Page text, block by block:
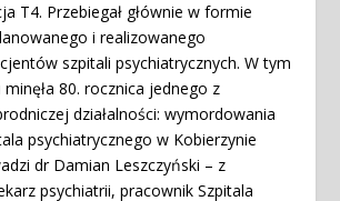
T4. Przebiegał głównie w formie
i realizowanego
szpitali psychiatrycznych. W tym
80. rocznica jednego z
działalności: wymordowania
psychiatrycznego w Kobierzynie
dr Damian Leszczyński – z
psychiatrii, pracownik Szpitala